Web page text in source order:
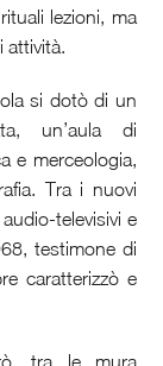
lezioni, ma
attività.
si dotò di un
un’aula di
e merceologia,
Tra i nuovi
televisivi e
testimone di
caratterizzò e